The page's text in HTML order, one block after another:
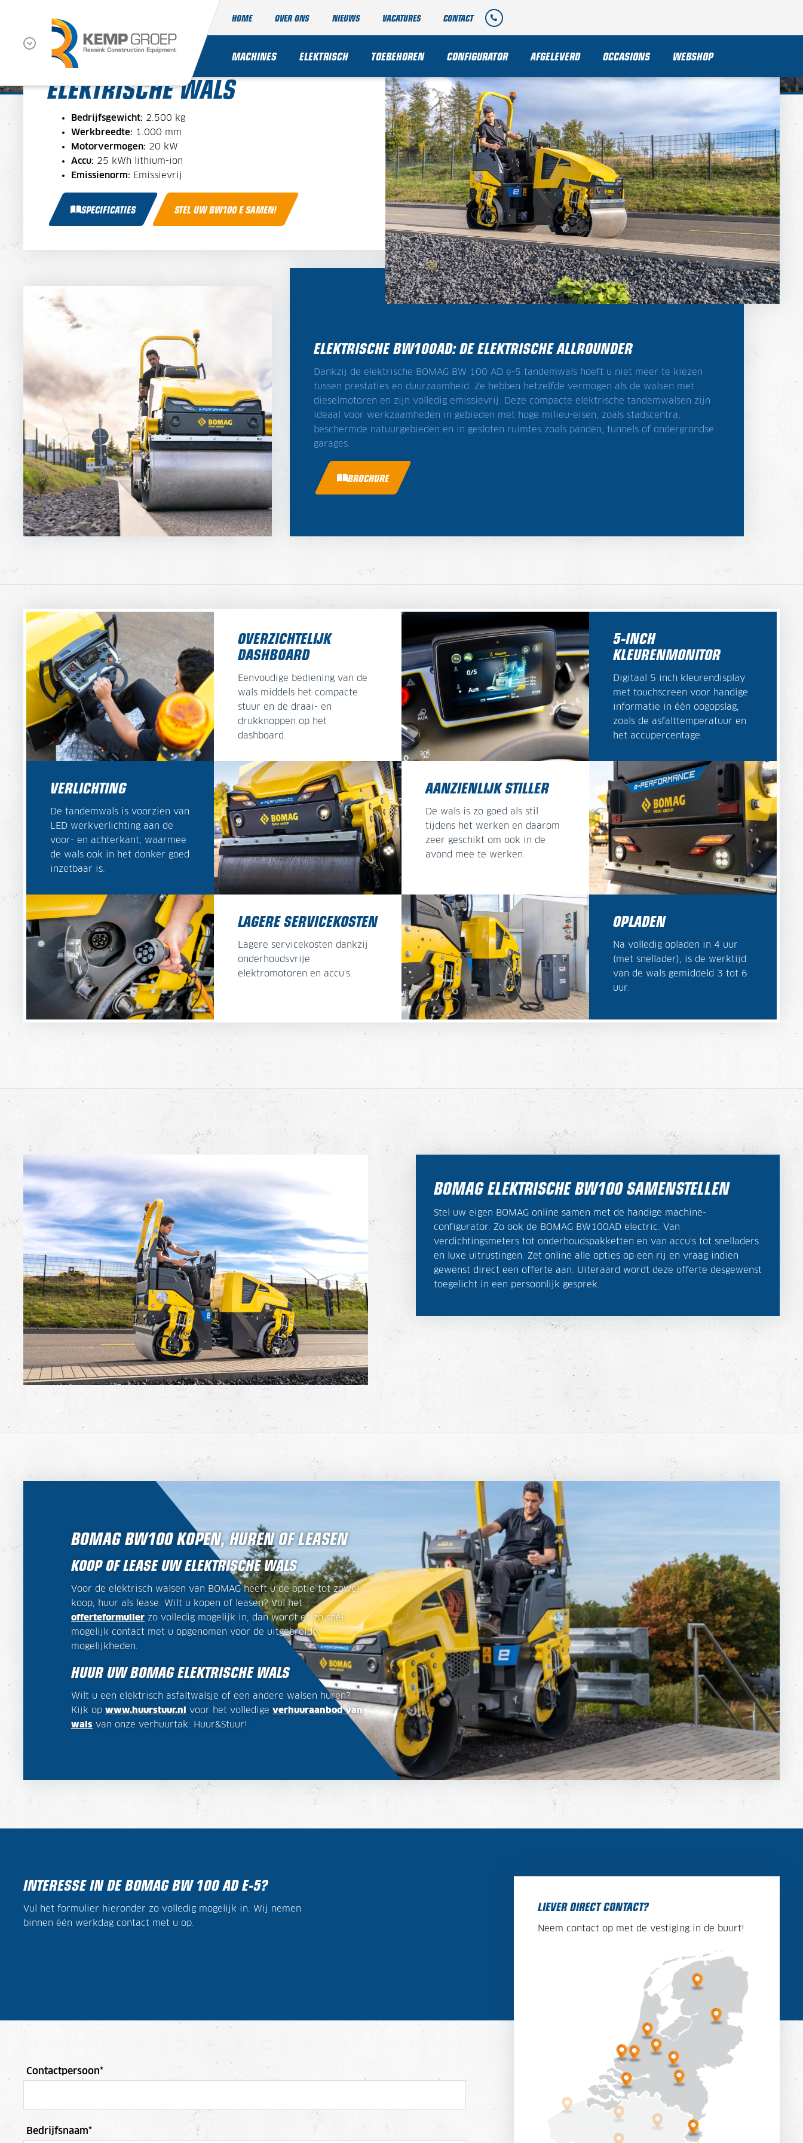
HOME OVER ONS NIEUWS VACATURES CONTACT
MACHINES ELEKTRISCH TOEBEHOREN CONFIGURATOR AFGELEVERD OCCASIONS WEBSHOP
BOMAG BW100 AD E-5
ELEKTRISCHE WALS
Bedrijfsgewicht: 2.500 kg
Werkbreedte: 1.000 mm
Motorvermogen: 20 kW
Accu: 25 kWh lithium-ion
Emissienorm: Emissievrij
SPECIFICATIES STEL UW BW100 E SAMEN!
ELEKTRISCHE BW100AD: DE ELEKTRISCHE ALLROUNDER
Dankzij de elektrische BOMAG BW 100 AD e-5 tandemwals hoeft u niet meer te kiezen
tussen prestaties en duurzaamheid. Ze hebben hetzelfde vermogen als de walsen met
dieselmotoren en zijn volledig emissievrij. Deze compacte elektrische tandemwalsen zijn
ideaal voor werkzaamheden in gebieden met hoge milieu-eisen, zoals stadscentra,
beschermde natuurgebieden en in gesloten ruimtes zoals panden, tunnels of ondergrondse
garages.
BROCHURE
OVERZICHTELIJK
DASHBOARD
Eenvoudige bediening van de
wals middels het compacte
stuur en de draai- en
drukknoppen op het
dashboard.
5-INCH
KLEURENMONITOR
Digitaal 5 inch kleurendisplay
met touchscreen voor handige
informatie in één oogopslag,
zoals de asfalttemperatuur en
het accupercentage.
VERLICHTING
De tandemwals is voorzien van
LED werkverlichting aan de
voor- en achterkant, waarmee
de wals ook in het donker goed
inzetbaar is.
AANZIENLIJK STILLER
De wals is zo goed als stil
tijdens het werken en daarom
zeer geschikt om ook in de
avond mee te werken.
LAGERE SERVICEKOSTEN
Lagere servicekosten dankzij
onderhoudsvrije
elektromotoren en accu's.
OPLADEN
Na volledig opladen in 4 uur
(met snellader), is de werktijd
van de wals gemiddeld 3 tot 6
uur.
BOMAG ELEKTRISCHE BW100 SAMENSTELLEN
Stel uw eigen BOMAG online samen met de handige machine-
configurator. Zo ook de BOMAG BW100AD electric. Van
verdichtingsmeters tot onderhoudspakketten en van accu's tot snelladers
en luxe uitrustingen. Zet online alle opties op een rij en vraag indien
gewenst direct een offerte aan. Uiteraard wordt deze offerte desgewenst
toegelicht in een persoonlijk gesprek.
BOMAG BW100 KOPEN, HUREN OF LEASEN
KOOP OF LEASE UW ELEKTRISCHE WALS
Voor de elektrisch walsen van BOMAG heeft u de optie tot zowel
koop, huur als lease. Wilt u kopen of leasen? Vul het
offerteformulier zo volledig mogelijk in, dan wordt er zo snel
mogelijk contact met u opgenomen voor de uitgebreide
mogelijkheden.
HUUR UW BOMAG ELEKTRISCHE WALS
Wilt u een elektrisch asfaltwalsje of een andere walsen huren?
Kijk op www.huurstuur.nl voor het volledige verhuuraanbod van
wals van onze verhuurtak: Huur&Stuur!
INTERESSE IN DE BOMAG BW 100 AD E-5?
Vul het formulier hieronder zo volledig mogelijk in. Wij nemen
binnen één werkdag contact met u op.
Contactpersoon*
Bedrijfsnaam*
LIEVER DIRECT CONTACT?
Neem contact op met de vestiging in de buurt!